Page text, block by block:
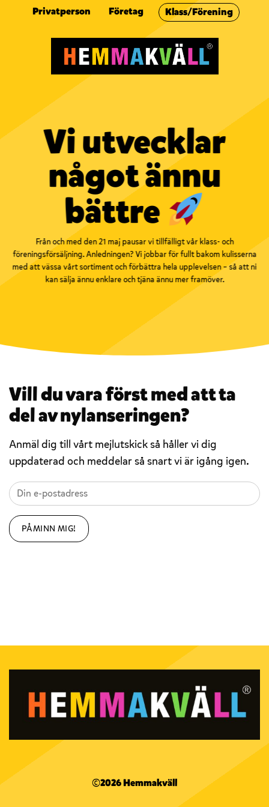
Privatperson Företag Klass/Förening
Vi utvecklar
något ännu
bättre
Från och med den 21 maj pausar vi tillfälligt vår klass- och
föreningsförsäljning. Anledningen? Vi jobbar för fullt bakom kulisserna
med att vässa vårt sortiment och förbättra hela upplevelsen – så att ni
kan sälja ännu enklare och tjäna ännu mer framöver.
Vill du vara först med att ta
del av nylanseringen?
Anmäl dig till vårt mejlutskick så håller vi dig
uppdaterad och meddelar så snart vi är igång igen.
©2026 Hemmakväll